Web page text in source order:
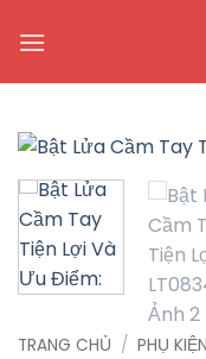
qua
TRANG CHỦ / PHỤ